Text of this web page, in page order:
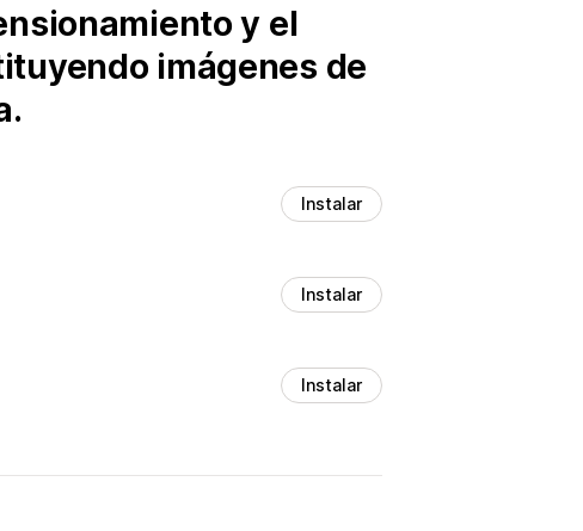
y el
imágenes de
Instalar
Instalar
Instalar